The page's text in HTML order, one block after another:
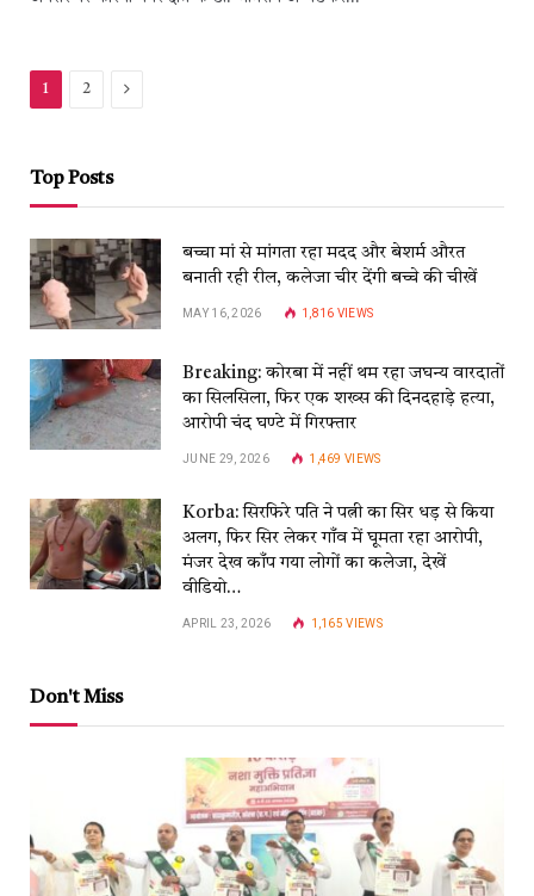
1 2 Next
Top Posts
बच्चा मां से मांगता रहा मदद और बेशर्म औरत
बनाती रही रील, कलेजा चीर देंगी बच्चे की चीखें
MAY 16, 2026 1,816 VIEWS
Breaking: कोरबा में नहीं थम रहा जघन्य वारदातों
का सिलसिला, फिर एक शख्स की दिनदहाड़े हत्या,
आरोपी चंद घण्टे में गिरफ्तार
JUNE 29, 2026 1,469VIEWS
Korba: सिरफिरे पति ने पत्नी का सिर धड़ से किया
अलग, फिर सिर लेकर गाँव में घूमता रहा आरोपी,
मंजर देख काँप गया लोगों का कलेजा, देखें
वीडियो…
APRIL 23, 2026 1,165VIEWS
Don't Miss